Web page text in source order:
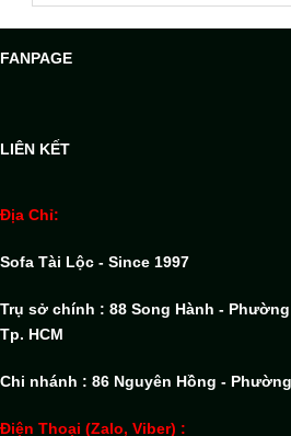
FANPAGE
LIÊN KẾT
Địa Chỉ:
Sofa Tài Lộc - Since 1997
Trụ sở chính : 88 Song Hành -
Tp. HCM
Chi nhánh : 86 Nguyên Hồng -
Điện Thoại (Zalo, Viber) :